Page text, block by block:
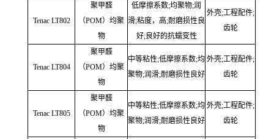
Tenac LT802
聚甲醛
（POM）均聚
物
低摩擦系数;均聚物;润
滑;粘度，高;耐磨损性良
好;良好的抗蠕变性
外壳;工程配件;
齿轮
Tenac LT804
聚甲醛
（POM）均聚
物
中等粘性;低摩擦系数;均
聚物;润滑;耐磨损性良好
外壳;工程配件;
齿轮
Tenac LT805
聚甲醛
（POM）均聚
物
中等粘性;低摩擦系数;均
聚物;润滑;耐磨损性良好
外壳;工程配件;
齿轮